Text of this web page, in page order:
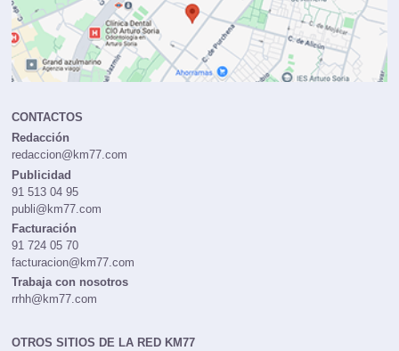
CONTACTOS
Redacción
redaccion@km77.com
Publicidad
91 513 04 95
publi@km77.com
Facturación
91 724 05 70
facturacion@km77.com
Trabaja con nosotros
rrhh@km77.com
OTROS SITIOS DE LA RED KM77